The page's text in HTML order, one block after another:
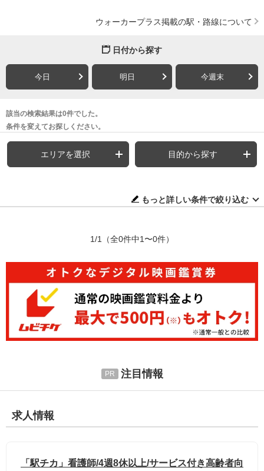
ウォーカープラス掲載の駅・路線について
日付から探す
今日 明日 今週末
該当の検索結果は0件でした。
条件を変えてお探しください。
エリアを選択 目的から探す
もっと詳しい条件で絞り込む
1/1 （全0件中1〜0件）
注目情報
求人情報
「駅チカ」看護師/4週8休以上/サービス付き高齢者向